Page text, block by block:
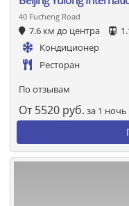
40 Fucheng Road
7.6 км до центра
Кондиционер
Ресторан
По отзывам
От 5520 руб. за 1 ночь